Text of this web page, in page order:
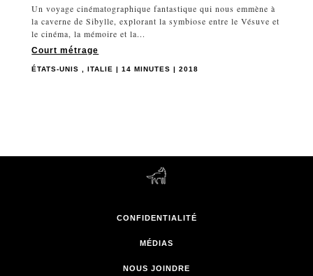
Un voyage cinématographique fantastique qui nous emmène à
la caverne de Sibylle, explorant la symbiose entre le Vésuve et
le cinéma, la mémoire et la...
Court métrage
ÉTATS-UNIS , ITALIE | 14 MINUTES | 2018
CONFIDENTIALITÉ
MÉDIAS
NOUS JOINDRE